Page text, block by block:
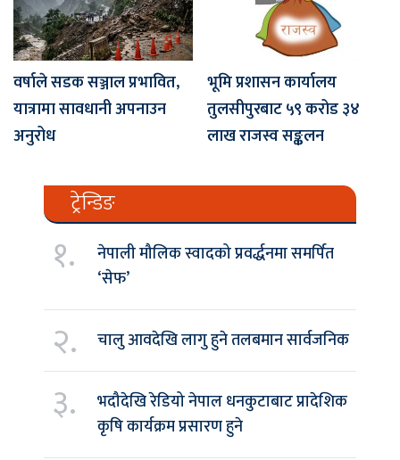
वर्षाले सडक सञ्जाल प्रभावित,
यात्रामा सावधानी अपनाउन
अनुरोध
भूमि प्रशासन कार्यालय
तुलसीपुरबाट ५९ करोड ३४
लाख राजस्व सङ्कलन
ट्रेन्डिङ
१.
नेपाली मौलिक स्वादको प्रवर्द्धनमा समर्पित
‘सेफ’
२. चालु आवदेखि लागु हुने तलबमान सार्वजनिक
३.
भदौदेखि रेडियो नेपाल धनकुटाबाट प्रादेशिक
कृषि कार्यक्रम प्रसारण हुने